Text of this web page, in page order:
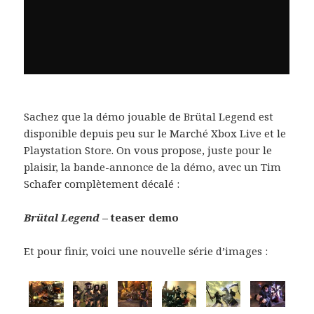
Sachez que la démo jouable de Brütal Legend est
disponible depuis peu sur le Marché Xbox Live et le
Playstation Store. On vous propose, juste pour le
plaisir, la bande-annonce de la démo, avec un Tim
Schafer complètement décalé :
Brütal Legend – teaser demo
Et pour finir, voici une nouvelle série d’images :